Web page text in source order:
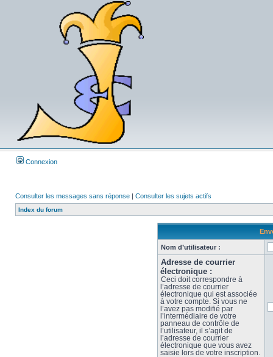
Connexion
Consulter les messages sans réponse | Consulter les sujets actifs
Index du forum
Nom d’utilisateur :
Adresse de courrier
électronique :
Ceci doit correspondre à
l’adresse de courrier
électronique qui est associée
à votre compte. Si vous ne
l’avez pas modifié par
l’intermédiaire de votre
panneau de contrôle de
l’utilisateur, il s’agit de
l’adresse de courrier
électronique que vous avez
saisie lors de votre inscription.